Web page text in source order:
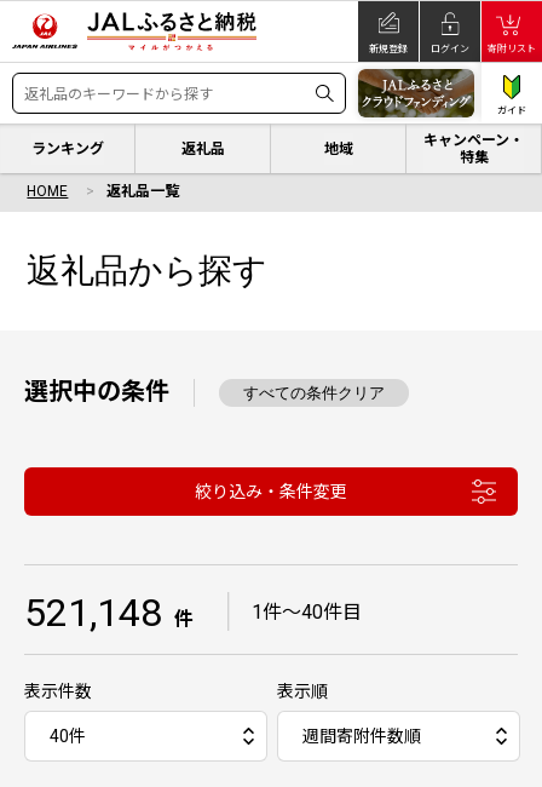
新規登録 ログイン 寄附リスト
ガイド
ランキング 返礼品 地域
キャンペーン・
特集
HOME 返礼品一覧
返礼品から探す
選択中の条件 すべての条件クリア
絞り込み・条件変更
521,148 件 1件〜40件目
表示件数 表示順